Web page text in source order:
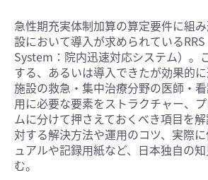
急性期充実体制加算の算定要件に組
設において導入が求められている
System：院内迅速対応システム）。
する、あるいは導入できたが効果的
施設の救急・集中治療分野の医師・
用に必要な要素をストラクチャー、
ムに分けて押さえておくべき項目を
対する解決方法や運用のコツ、実際
ュアルや記録用紙など、日本独自の
む。